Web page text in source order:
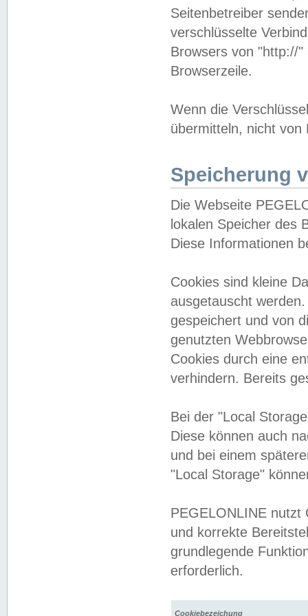
Seitenbetreiber
verschlüsselte
Browsers von "http://
Browserzeile.
Wenn die
übermitteln, nicht von
Speicherung
Die Webseite
lokalen Speicher des
Diese Informationen
Cookies sind kleine
ausgetauscht
gespeichert und von
genutzten
Cookies durch eine
verhindern. Bereits
Bei der "Local
Diese können auch
und bei einem
"Local Storage"
PEGELONLINE nutzt
und korrekte
grundlegende
erforderlich.
Cookiebezeichung